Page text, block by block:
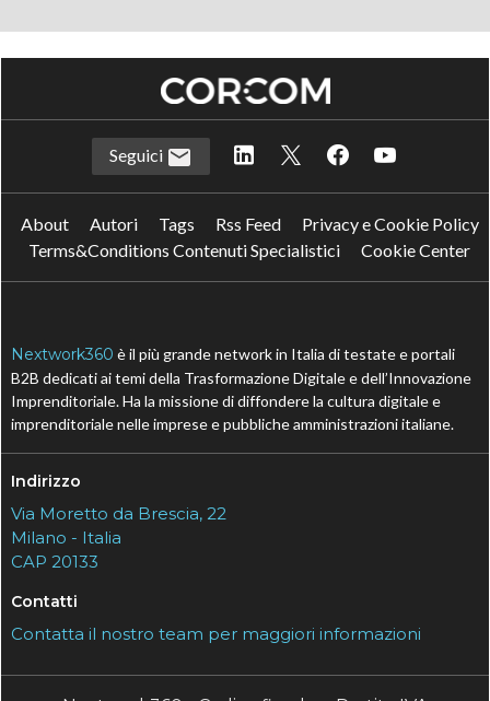
Seguici
About Autori Tags Rss Feed
Privacy e Cookie Policy
Terms&Conditions Contenuti Specialistici
Cookie Center
Nextwork360 è il più grande network in Italia di testate e portali
B2B dedicati ai temi della Trasformazione Digitale e dell’Innovazione
Imprenditoriale. Ha la missione di diffondere la cultura digitale e
imprenditoriale nelle imprese e pubbliche amministrazioni italiane.
Indirizzo
Via Moretto da Brescia, 22
Milano - Italia
CAP 20133
Contatti
Contatta il nostro team per maggiori informazioni